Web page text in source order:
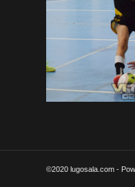
©2020 lugosala.com -